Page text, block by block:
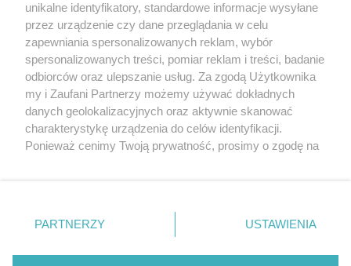
Reklama Tematy Archiwum artykułów
Strona korzysta z plików cookies w celu realizacji usług. Pozostając na niej,
unikalne identyfikatory, standardowe informacje wysyłane
przez urządzenie czy dane przeglądania w celu
zapewniania spersonalizowanych reklam, wybór
spersonalizowanych treści, pomiar reklam i treści, badanie
odbiorców oraz ulepszanie usług. Za zgodą Użytkownika
my i Zaufani Partnerzy możemy używać dokładnych
danych geolokalizacyjnych oraz aktywnie skanować
charakterystykę urządzenia do celów identyfikacji.
Ponieważ cenimy Twoją prywatność, prosimy o zgodę na
znajdujący się w lewym dolnym rogu strony
. Niektóre
rodzaje przetwarzania danych nie wymagają zgody
użytkownika, ale masz prawo sprzeciwić się takiemu
PARTNERZY USTAWIENIA